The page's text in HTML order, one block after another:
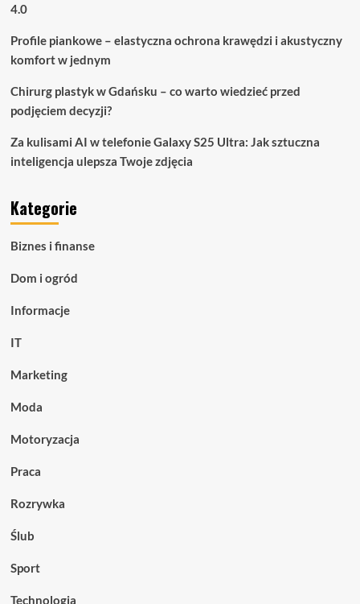
4.0
Profile piankowe – elastyczna ochrona krawędzi i akustyczny
komfort w jednym
Chirurg plastyk w Gdańsku – co warto wiedzieć przed
podjęciem decyzji?
Za kulisami AI w telefonie Galaxy S25 Ultra: Jak sztuczna
inteligencja ulepsza Twoje zdjęcia
Kategorie
Biznes i finanse
Dom i ogród
Informacje
IT
Marketing
Moda
Motoryzacja
Praca
Rozrywka
Ślub
Sport
Technologia